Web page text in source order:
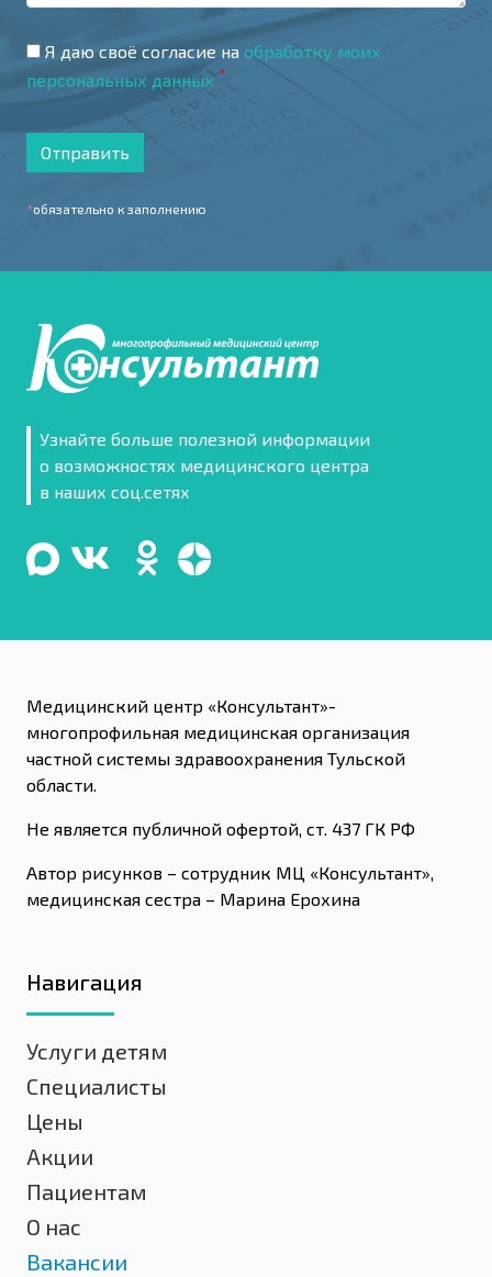
Я даю своё согласие на обработку моих
персональных данных *
Отправить
*обязательно к заполнению
Узнайте больше полезной информации
о возможностях медицинского центра
в наших соц.сетях
Медицинский центр «Консультант»-
многопрофильная медицинская организация
частной системы здравоохранения Тульской
области.
Не является публичной офертой, ст. 437 ГК РФ
Автор рисунков – сотрудник МЦ «Консультант»,
медицинская сестра – Марина Ерохина
Навигация
Услуги детям
Специалисты
Цены
Акции
Пациентам
О нас
Вакансии